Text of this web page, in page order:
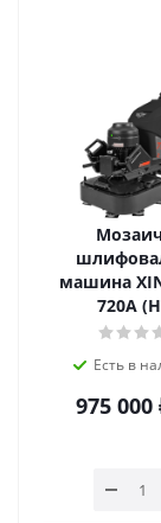
машина
720A
Есть в
975 000